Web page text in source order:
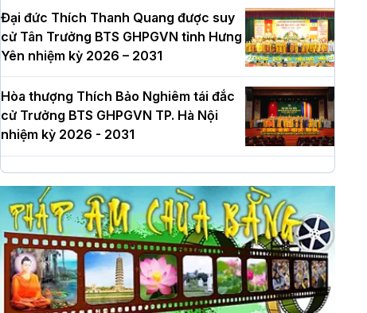
Đại đức Thích Thanh Quang được suy
cử Tân Trưởng BTS GHPGVN tỉnh Hưng
Yên nhiệm kỳ 2026 – 2031
Hòa thượng Thích Bảo Nghiêm tái đắc
cử Trưởng BTS GHPGVN TP. Hà Nội
nhiệm kỳ 2026 - 2031
Hà Nội: Long trọng lễ khởi công xây
dựng Trung tâm văn hóa Phật giáo Thủ
đô
Hà Nội: Ngày tu học cuối cùng khép lại
khóa sinh hoạt Phật pháp mùa hè lần